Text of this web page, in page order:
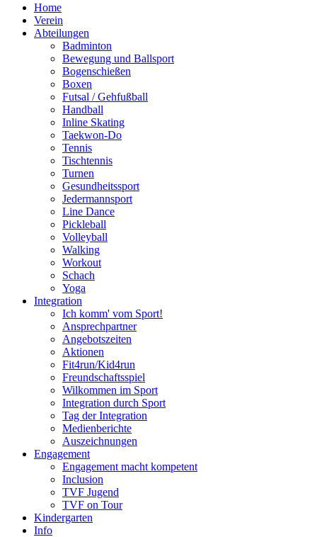
Home
Verein
Abteilungen
Badminton
Bewegung und Ballsport
Bogenschießen
Boxen
Futsal / Gehfußball
Handball
Inline Skating
Taekwon-Do
Tennis
Tischtennis
Turnen
Gesundheitssport
Jedermannsport
Line Dance
Pickleball
Volleyball
Walking
Workout
Schach
Yoga
Integration
Ich komm' vom Sport!
Ansprechpartner
Angebotszeiten
Aktionen
Fit4run/Kid4run
Freundschaftsspiel
Wilkommen im Sport
Integration durch Sport
Tag der Integration
Medienberichte
Auszeichnungen
Engagement
Engagement macht kompetent
Inclusion
TVF Jugend
TVF on Tour
Kindergarten
Info